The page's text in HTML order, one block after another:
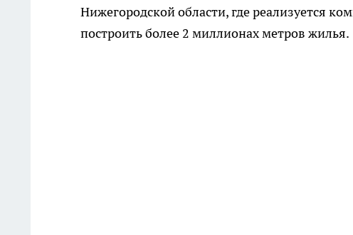
Нижегородской области, где реализуется
построить более 2 миллионах метров жилья.